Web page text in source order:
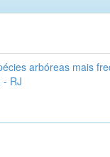
arbóreas mais
- RJ